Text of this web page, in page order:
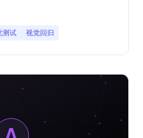
测试 视觉回归